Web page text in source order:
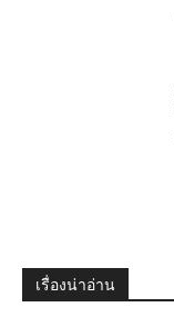
เรื่องน่าอ่าน